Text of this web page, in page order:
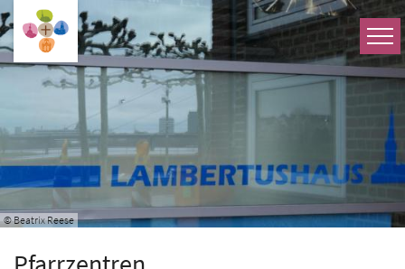
Zum Inhalt springen
© Beatrix Reese